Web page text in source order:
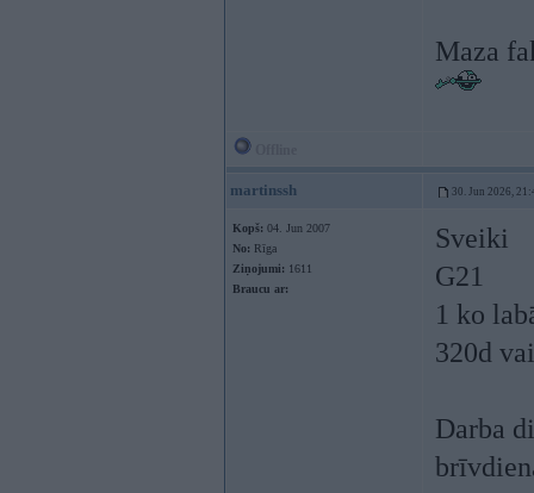
Maza
martinssh 30. Jun 2026,
Kopš: 04. Jun 2007
No: Rīga
Ziņojumi: 1611
Braucu ar:
Sveiki
G21
1 ko
320d
Darba